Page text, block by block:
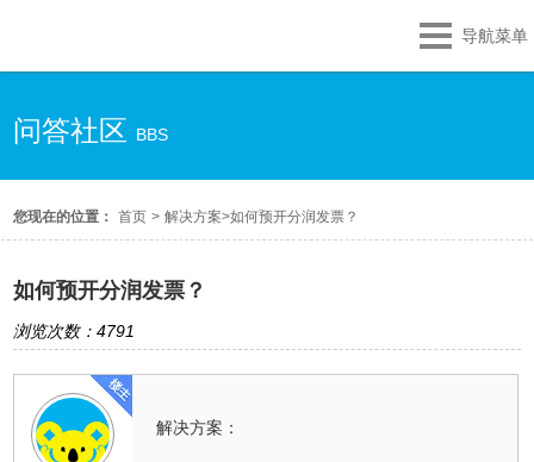
导航菜单
问答社区 BBS
您现在的位置： 首页 > 解决方案>如何预开分润发票？
如何预开分润发票？
浏览次数：4791
解决方案：